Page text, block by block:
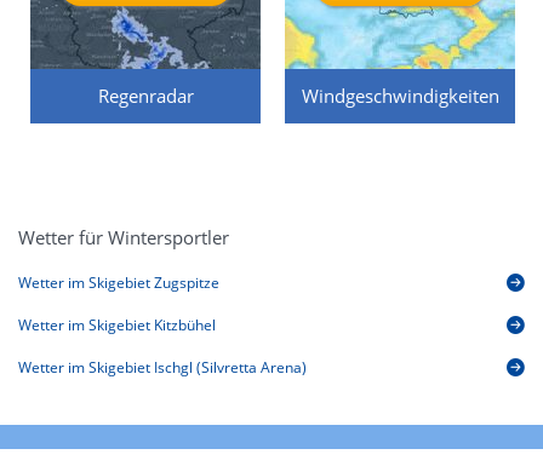
Regenradar Windgeschwindigkeiten
Wetter für Wintersportler
Wetter im Skigebiet Zugspitze
Wetter im Skigebiet Kitzbühel
Wetter im Skigebiet Ischgl (Silvretta Arena)